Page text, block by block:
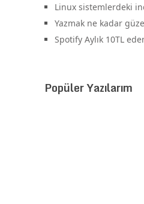
Linux sistemlerdeki
Yazmak ne kadar
Spotify Aylık 10TL
Popüler Yazılarım